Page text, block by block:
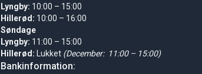
Lyngby: 10:00 – 15:00
Hillerød: 10:00 – 16:00
Søndage
Lyngby: 11:00 – 15:00
Hillerød: Lukket (December: 11:00 – 15:00)
Bankinformation: